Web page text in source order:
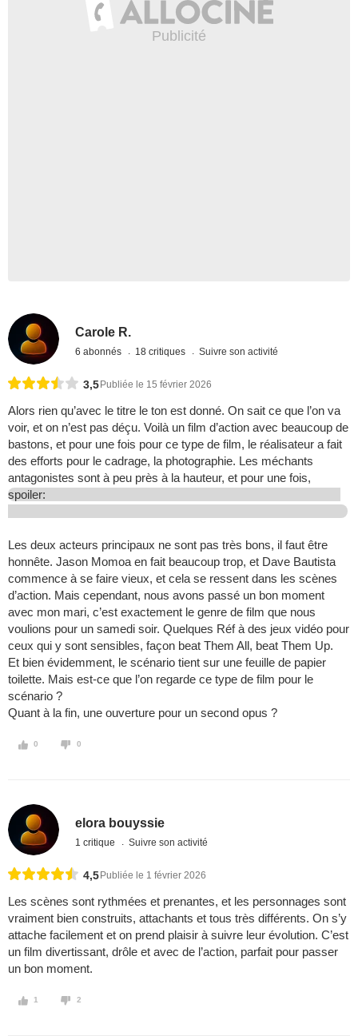
Carole R.
6 abonnés 18 critiques Suivre son activité
3,5 Publiée le 15 février 2026
Alors rien qu’avec le titre le ton est donné. On sait ce que l’on va
voir, et on n’est pas déçu. Voilà un film d’action avec beaucoup de
bastons, et pour une fois pour ce type de film, le réalisateur a fait
des efforts pour le cadrage, la photographie. Les méchants
antagonistes sont à peu près à la hauteur, et pour une fois,
spoiler:
Les deux acteurs principaux ne sont pas très bons, il faut être
honnête. Jason Momoa en fait beaucoup trop, et Dave Bautista
commence à se faire vieux, et cela se ressent dans les scènes
d’action. Mais cependant, nous avons passé un bon moment
avec mon mari, c’est exactement le genre de film que nous
voulions pour un samedi soir. Quelques Réf à des jeux vidéo pour
ceux qui y sont sensibles, façon beat Them All, beat Them Up.
Et bien évidemment, le scénario tient sur une feuille de papier
toilette. Mais est-ce que l’on regarde ce type de film pour le
scénario ?
Quant à la fin, une ouverture pour un second opus ?
0 0
elora bouyssie
1 critique Suivre son activité
4,5 Publiée le 1 février 2026
Les scènes sont rythmées et prenantes, et les personnages sont
vraiment bien construits, attachants et tous très différents. On s’y
attache facilement et on prend plaisir à suivre leur évolution. C’est
un film divertissant, drôle et avec de l’action, parfait pour passer
un bon moment.
1 2